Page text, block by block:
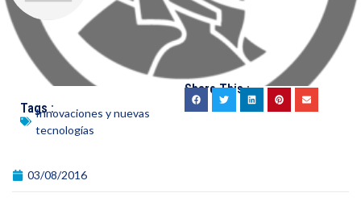
Tags :Innovaciones y nuevas
tecnologías
Share This :
03/08/2016